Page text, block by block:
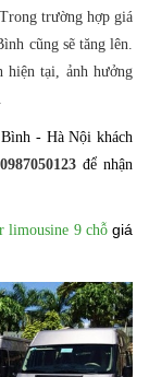
trường hợp giá
cũng sẽ tăng lên.
tại, ảnh hưởng
- Hà Nội khách
để nhận
limousine 9 chỗ giá